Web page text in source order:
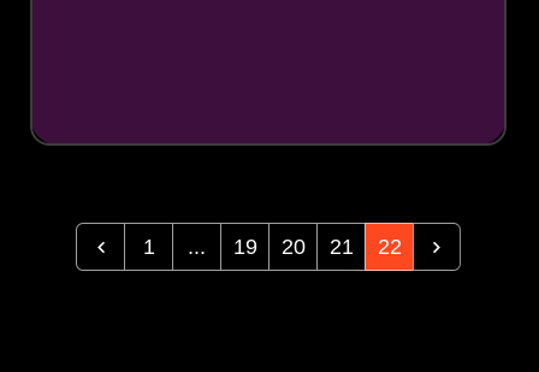
1 ... 19 20 21 22